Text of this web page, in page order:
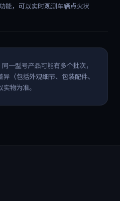
能，可以实时观测车辆点火状
一型号产品可能有多个批次，
（包括外观细节、包装配件、
物为准。